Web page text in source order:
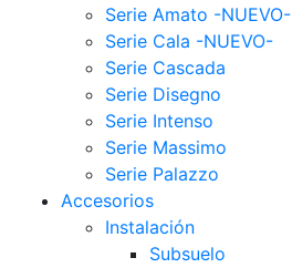
Serie Amato -NUEVO-
Serie Cala -NUEVO-
Serie Cascada
Serie Disegno
Serie Intenso
Serie Massimo
Serie Palazzo
Accesorios
Instalación
Subsuelo